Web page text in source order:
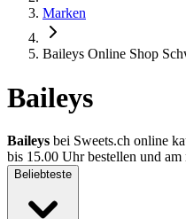
Marken
Baileys Online Shop
Baileys
Baileys bei Sweets.ch online
bis 15.00 Uhr bestellen und am
Beliebteste